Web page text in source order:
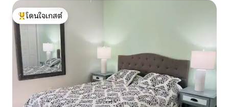
โดนใจเกสต์ที่สุด
โดนใจเกสต์